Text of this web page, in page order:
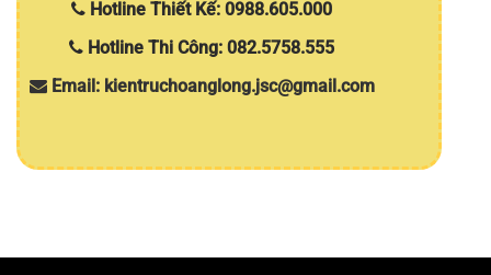
Hotline Thiết Kế: 0988.605.000
Hotline Thi Công: 082.5758.555
Email: kientruchoanglong.jsc@gmail.com